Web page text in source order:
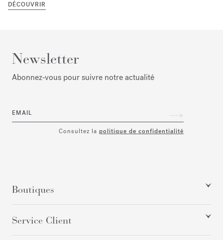
DÉCOUVRIR
Newsletter
Abonnez‑vous pour suivre notre actualité
EMAIL
Consultez la politique de confidentialité
Boutiques
Service Client